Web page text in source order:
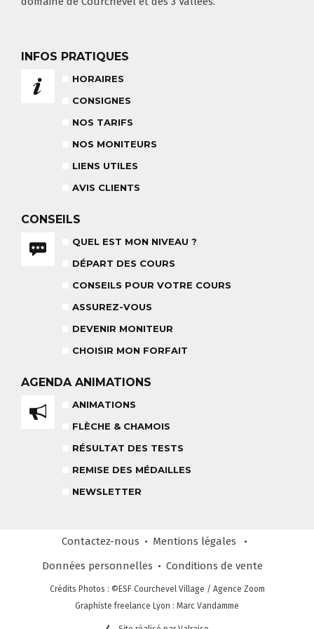
POUR CET HIVER
NOS MONITEURS
& PARTENAIRES
CONSEILS POUR VOTRE COURS
CONSEILS AUX PARENTS
ASSUREZ-VOUS
CARRÉ NEIGE
DEVENIR MONITEUR
RÉSULTAT DES TESTS
REMISE DES MÉDAILLES
18 MOIS À 3 ANS
CLUB LOISIRS
COURS DE SKI ENFANTS & TEAM
ETOILES
6-12 ANS
8-14 ANS
COURS PRIVÉ JOURNÉE
À PARTIR DE 670€
COURS PRIVÉ APRÈS-MIDI
À PARTIR DE 260€
INFOS PRATIQUES
HORAIRES
CONSIGNES
NOS TARIFS
NOS MONITEURS
LIENS UTILES
AVIS CLIENTS
CONSEILS
QUEL EST MON NIVEAU ?
DÉPART DES COURS
CONSEILS POUR VOTRE COURS
ASSUREZ-VOUS
DEVENIR MONITEUR
CHOISIR MON FORFAIT
AGENDA ANIMATIONS
ANIMATIONS
FLÈCHE & CHAMOIS
RÉSULTAT DES TESTS
REMISE DES MÉDAILLES
NEWSLETTER
Contactez-nous
Mentions légales
Données personnelles
Conditions de vente
Crédits Photos : ©ESF Courchevel Village / Agence Zoom
Graphiste freelance Lyon : Marc Vandamme